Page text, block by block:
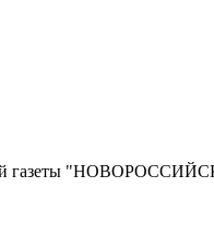
газеты